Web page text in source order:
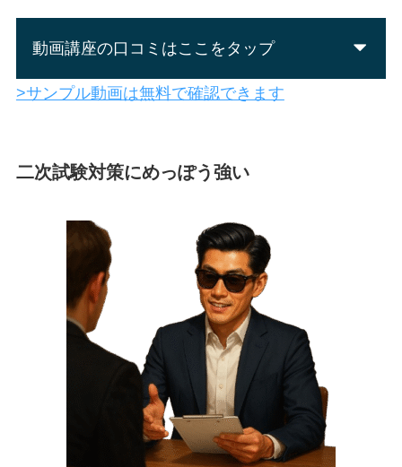
動画講座の口コミはここをタップ
>サンプル動画は無料で確認できます
二次試験対策にめっぽう強い